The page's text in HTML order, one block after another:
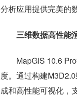
分析应用提供完美的
三维数据高性能
MapGIS 10.6
度。通过构建
成和高性能可视化，